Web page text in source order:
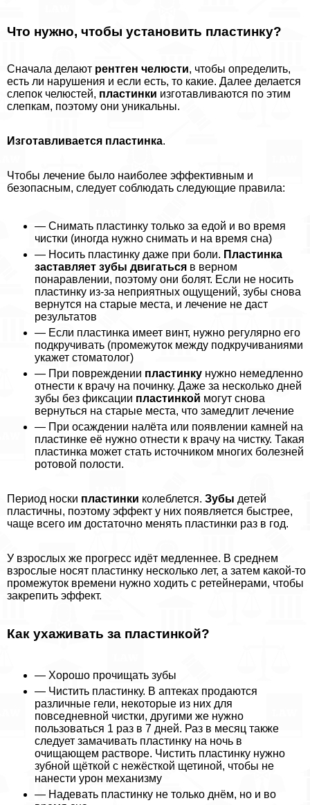
Что нужно, чтобы установить пластинку?
Сначала делают рентген челюсти, чтобы определить,
есть ли нарушения и если есть, то какие. Далее делается
слепок челюстей, пластинки изготавливаются по этим
слепкам, поэтому они уникальны.
Изготавливается пластинка.
Чтобы лечение было наиболее эффективным и
безопасным, следует соблюдать следующие правила:
— Снимать пластинку только за едой и во время
чистки (иногда нужно снимать и на время сна)
— Носить пластинку даже при боли. Пластинка
заставляет зубы двигаться в верном
понаравлении, поэтому они болят. Если не носить
пластинку из-за неприятных ощущений, зубы снова
вернутся на старые места, и лечение не даст
результатов
— Если пластинка имеет винт, нужно регулярно его
подкручивать (промежуток между подкручиваниями
укажет стоматолог)
— При повреждении пластинку нужно немедленно
отнести к врачу на починку. Даже за несколько дней
зубы без фиксации пластинкой могут снова
вернуться на старые места, что замедлит лечение
— При осаждении налёта или появлении камней на
пластинке её нужно отнести к врачу на чистку. Такая
пластинка может стать источником многих болезней
ротовой полости.
Период носки пластинки колeблется. Зубы детей
пластичны, поэтому эффект у них появляется быстрее,
чаще всего им достаточно менять пластинки раз в год.
У взрослых же прогресс идёт медленнее. В среднем
взрослые носят пластинку несколько лет, а затем какой-то
промежуток времени нужно ходить с ретейнерами, чтобы
закрепить эффект.
Как ухаживать за пластинкой?
— Хорошо прочищать зубы
— Чистить пластинку. В аптеках продаются
различные гели, некоторые из них для
повседневной чистки, другими же нужно
пользоваться 1 раз в 7 дней. Раз в месяц также
следует замачивать пластинку на ночь в
очищающем растворе. Чистить пластинку нужно
зубной щёткой с нежёсткой щетиной, чтобы не
нанести урон механизму
— Надевать пластинку не только днём, но и во